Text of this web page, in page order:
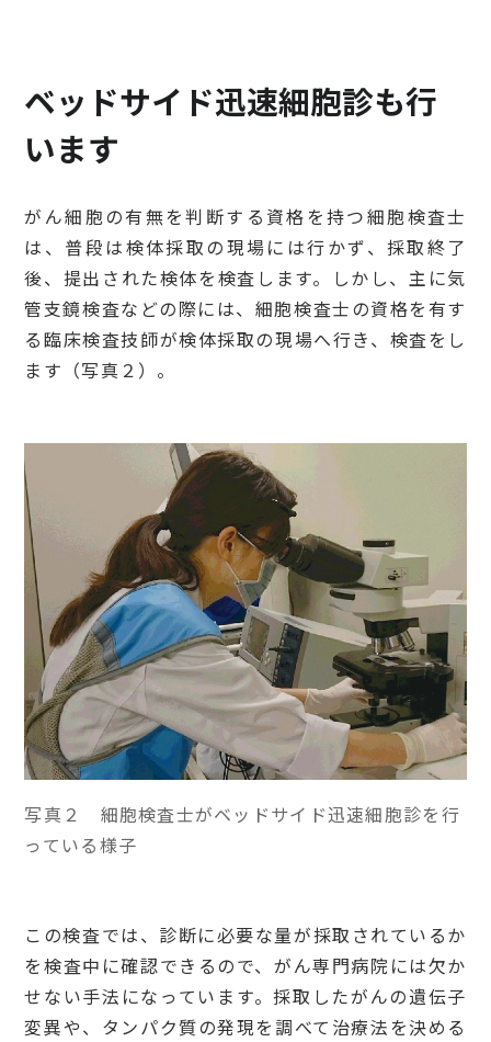
ベッドサイド迅速細胞診も行
います
がん細胞の有無を判断する資格を持つ細胞検査士
は、普段は検体採取の現場には行かず、採取終了
後、提出された検体を検査します。しかし、主に気
管支鏡検査などの際には、細胞検査士の資格を有す
る臨床検査技師が検体採取の現場へ行き、検査をし
ます（写真２）。
写真２ 細胞検査士がベッドサイド迅速細胞診を行
っている様子
この検査では、診断に必要な量が採取されているか
を検査中に確認できるので、がん専門病院には欠か
せない手法になっています。採取したがんの遺伝子
変異や、タンパク質の発現を調べて治療法を決める